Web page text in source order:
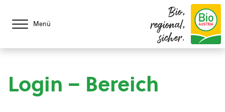
Menü
Bio,
regional,
sicher.
Login – Bereich